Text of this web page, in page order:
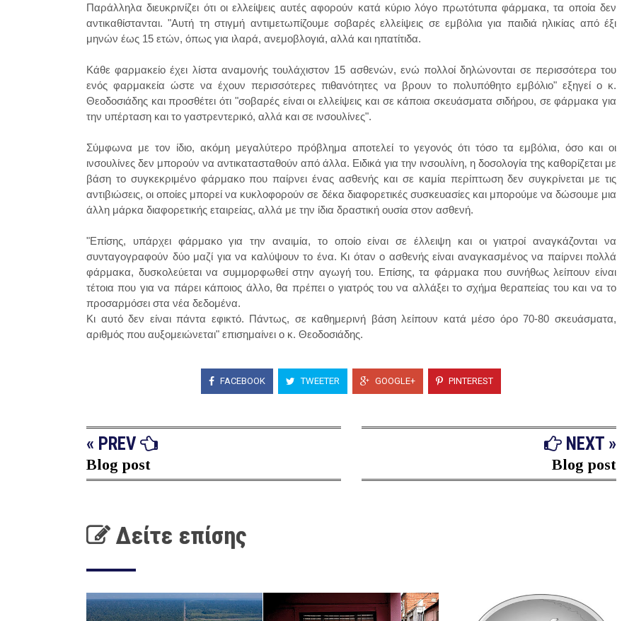
Παράλληλα διευκρινίζει ότι οι ελλείψεις αυτές αφορούν κατά κύριο λόγο πρωτότυπα φάρμακα, τα οποία δεν
αντικαθίστανται. "Αυτή τη στιγμή αντιμετωπίζουμε σοβαρές ελλείψεις σε εμβόλια για παιδιά ηλικίας από έξι
μηνών έως 15 ετών, όπως για ιλαρά, ανεμοβλογιά, αλλά και ηπατίτιδα.
Κάθε φαρμακείο έχει λίστα αναμονής τουλάχιστον 15 ασθενών, ενώ πολλοί δηλώνονται σε περισσότερα του
ενός φαρμακεία ώστε να έχουν περισσότερες πιθανότητες να βρουν το πολυπόθητο εμβόλιο" εξηγεί ο κ.
Θεοδοσιάδης και προσθέτει ότι "σοβαρές είναι οι ελλείψεις και σε κάποια σκευάσματα σιδήρου, σε φάρμακα για
την υπέρταση και το γαστρεντερικό, αλλά και σε ινσουλίνες".
Σύμφωνα με τον ίδιο, ακόμη μεγαλύτερο πρόβλημα αποτελεί το γεγονός ότι τόσο τα εμβόλια, όσο και οι
ινσουλίνες δεν μπορούν να αντικατασταθούν από άλλα. Ειδικά για την ινσουλίνη, η δοσολογία της καθορίζεται με
βάση το συγκεκριμένο φάρμακο που παίρνει ένας ασθενής και σε καμία περίπτωση δεν συγκρίνεται με τις
αντιβιώσεις, οι οποίες μπορεί να κυκλοφορούν σε δέκα διαφορετικές συσκευασίες και μπορούμε να δώσουμε μια
άλλη μάρκα διαφορετικής εταιρείας, αλλά με την ίδια δραστική ουσία στον ασθενή.
"Επίσης, υπάρχει φάρμακο για την αναιμία, το οποίο είναι σε έλλειψη και οι γιατροί αναγκάζονται να
συνταγογραφούν δύο μαζί για να καλύψουν το ένα. Κι όταν ο ασθενής είναι αναγκασμένος να παίρνει πολλά
φάρμακα, δυσκολεύεται να συμμορφωθεί στην αγωγή του. Επίσης, τα φάρμακα που συνήθως λείπουν είναι
τέτοια που για να πάρει κάποιος άλλο, θα πρέπει ο γιατρός του να αλλάξει το σχήμα θεραπείας του και να το
προσαρμόσει στα νέα δεδομένα.
Κι αυτό δεν είναι πάντα εφικτό. Πάντως, σε καθημερινή βάση λείπουν κατά μέσο όρο 70-80 σκευάσματα,
αριθμός που αυξομειώνεται" επισημαίνει ο κ. Θεοδοσιάδης.
FACEBOOK TWEETER GOOGLE+ PINTEREST
« PREV
Blog post
NEXT »
Blog post
Δείτε επίσης